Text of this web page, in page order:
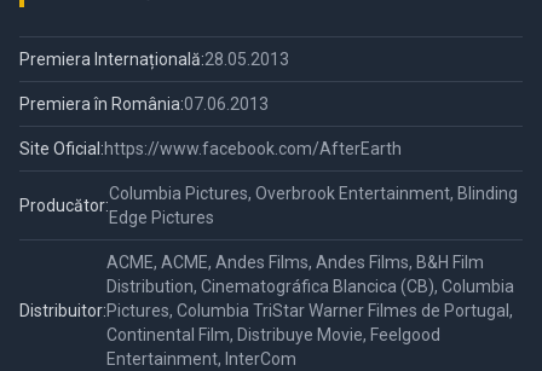
Premiera Internațională:28.05.2013
Premiera în România:07.06.2013
Site Oficial:https://www.facebook.com/AfterEarth
Producător:
Columbia Pictures, Overbrook Entertainment, Blinding
Edge Pictures
Distribuitor:
ACME, ACME, Andes Films, Andes Films, B&H Film
Distribution, Cinematográfica Blancica (CB), Columbia
Pictures, Columbia TriStar Warner Filmes de Portugal,
Continental Film, Distribuye Movie, Feelgood
Entertainment, InterCom